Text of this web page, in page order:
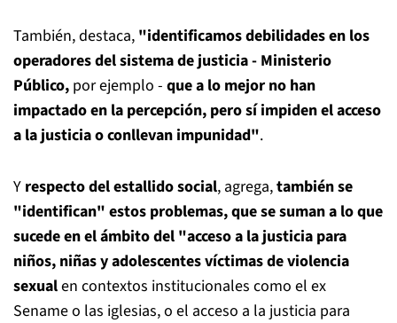
También, destaca, "identificamos debilidades en los
operadores del sistema de justicia - Ministerio
Público, por ejemplo - que a lo mejor no han
impactado en la percepción, pero sí impiden el acceso
a la justicia o conllevan impunidad".
Y respecto del estallido social, agrega,también se
"identifican" estos problemas, que se suman a lo que
sucede en el ámbito del "acceso a la justicia para
niños, niñas y adolescentes víctimas de violencia
sexualen contextos institucionales como el ex
Sename o las iglesias, o el acceso a la justicia para